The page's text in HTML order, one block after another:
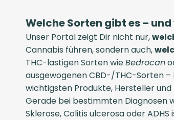
Welche Sorten gibt es –
Unser Portal zeigt Dir nicht nur,
Cannabis führen, sondern auch,
THC-lastigen Sorten wieBedrocan
ausgewogenen CBD-/THC-Sorten
wichtigsten Produkte, Hersteller und
Gerade bei bestimmten Diagnosen
Sklerose, Colitis ulcerosa oder